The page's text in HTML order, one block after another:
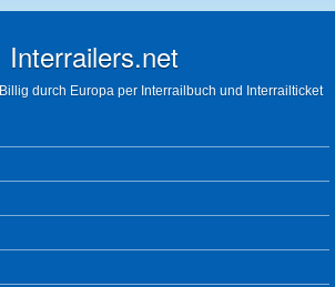
Interrailers.net
Billig durch Europa per Interrailbuch und Interrailticket